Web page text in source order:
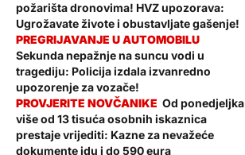
požarišta dronovima! HVZ upozorava:
Ugrožavate živote i obustavljate gašenje!
Sekunda nepažnje na suncu vodi u
tragediju: Policija izdala izvanredno
upozorenje za vozače!
Od ponedjeljka
više od 13 tisuća osobnih iskaznica
prestaje vrijediti: Kazne za nevažeće
dokumente idu i do 590 eura